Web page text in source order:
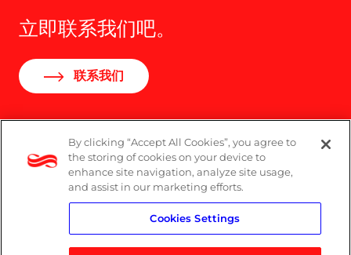
立即联系我们吧。
联系我们
Logicalis集团办公室分布
隐私政策
By clicking “Accept All Cookies”, you agree to
the storing of cookies on your device to
enhance site navigation, analyze site usage,
and assist in our marketing efforts.
Cookies Settings